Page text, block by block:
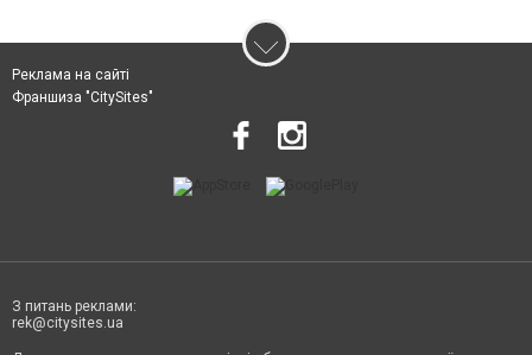
Реклама на сайті
Франшиза "CitySites"
З питань реклами:
rek@citysites.ua